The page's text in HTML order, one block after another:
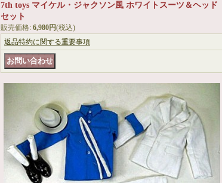
7th toys マイケル・ジャクソン風 ホワイトスーツ＆ヘッド
セット
販売価格: 6,980円(税込)
返品特約に関する重要事項